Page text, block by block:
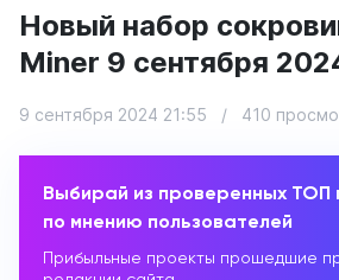
Новый набор
Miner 9 сентября
9 сентября 2024 21:55 / 410
Выбирай из проверенных ТОП
по мнению пользователей
Прибыльные проекты прошедшие